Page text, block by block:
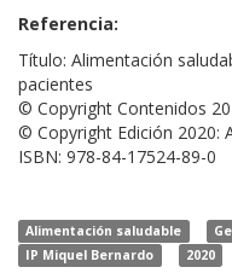
Referencia:
Título: Alimentación
pacientes
© Copyright Contenidos
© Copyright Edición 2020:
ISBN: 978-84-17524-89-0
Alimentación saludable
IP Miquel Bernardo
2020